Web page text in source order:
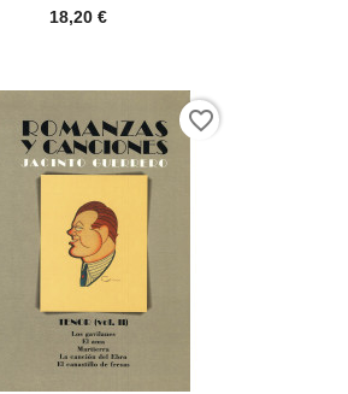
Precio
18,20 €
favorite_border